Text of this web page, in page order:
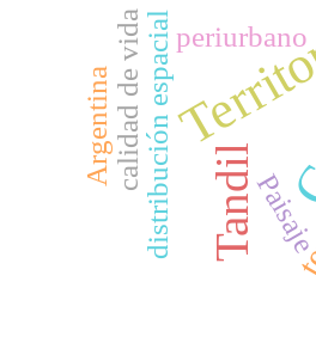
Tandil
periurbano
distribución espacial
calidad de vida
Argentina